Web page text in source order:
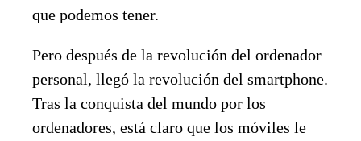
que podemos tener.
Pero después de la revolución del ordenador
personal, llegó la revolución del smartphone.
Tras la conquista del mundo por los
ordenadores, está claro que los móviles le